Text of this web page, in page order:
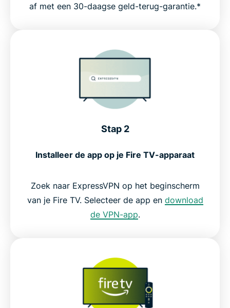
af met een 30-daagse geld-terug-garantie.*
Stap 2
Installeer de app op je Fire TV-apparaat
Zoek naar ExpressVPN op het beginscherm
van je Fire TV. Selecteer de app en download
de VPN-app.